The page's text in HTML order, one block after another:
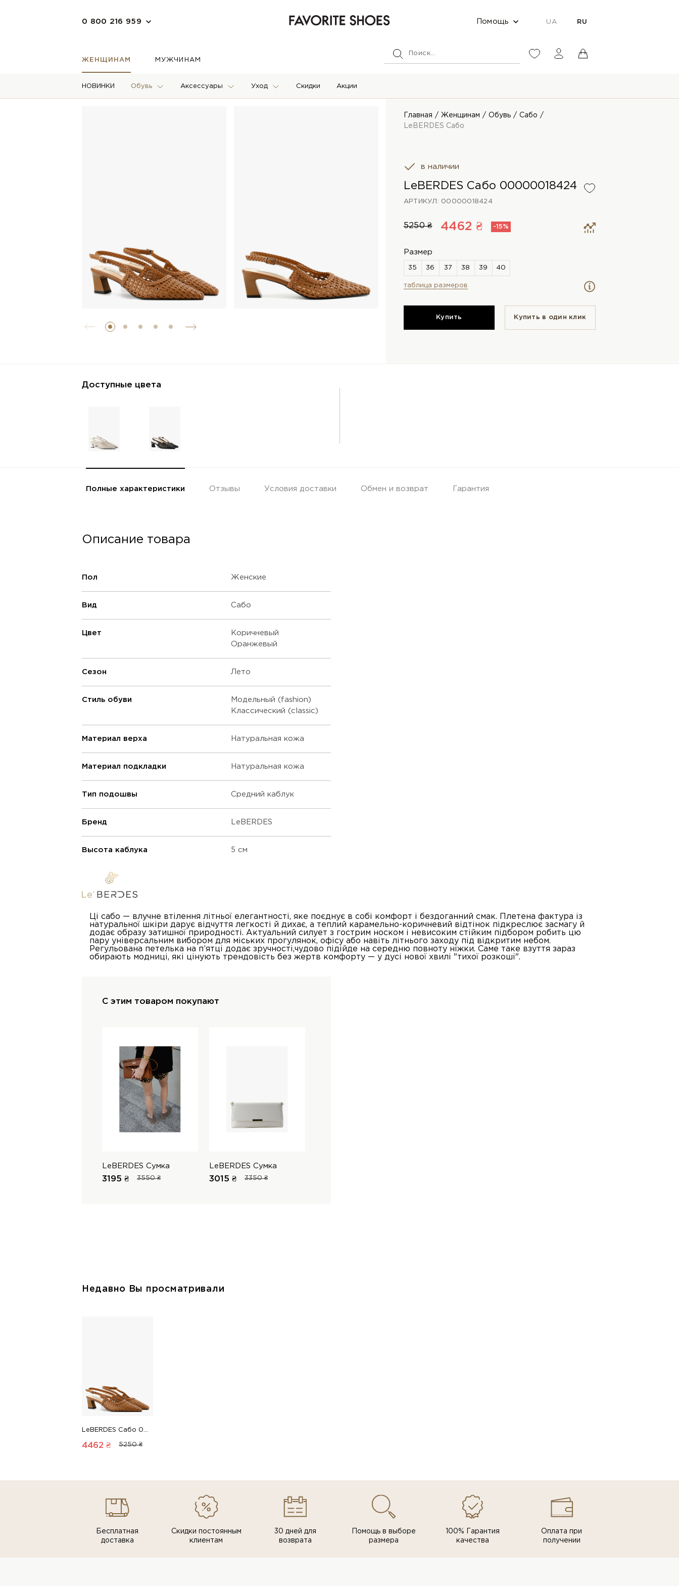
0 800 216 959 Помощь UA RU
ЖЕНЩИНАМ МУЖЧИНАМ
НОВИНКИ Обувь Аксессуары Уход Скидки Акции
Главная Женщинам Обувь
Сабо
LeBERDES Сабо
в наличии
LeBERDES Сабо 00000018424
АРТИКУЛ: 00000018424
5250 ₴ 4462 ₴ -15%
Размер
таблица размеров
Купить Купить в один клик
Доступные цвета
Полные характеристики Отзывы Условия доставки Обмен и возврат Гарантия
Описание товара
Пол Женские
Вид Сабо
Цвет
Коричневый
Оранжевый
Сезон Лето
Стиль обуви
Модельный (fashion)
Классический (classic)
Материал верха Натуральная кожа
Материал подкладки Натуральная кожа
Тип подошвы Средний каблук
Бренд LeBERDES
Высота каблука 5 см
Ці сабо — влучне втілення літньої елегантності, яке поєднує в собі комфорт і бездоганний смак. Плетена фактура із
натуральної шкіри дарує відчуття легкості й дихає, а теплий карамельно-коричневий відтінок підкреслює засмагу й
додає образу затишної природності. Актуальний силует з гострим носком і невисоким стійким підбором робить цю
пару універсальним вибором для міських прогулянок, офісу або навіть літнього заходу під відкритим небом.
Регульована петелька на п’ятці додає зручності,чудово підійде на середню повноту ніжки. Саме таке взуття зараз
обирають модниці, які цінують трендовість без жертв комфорту — у дусі нової хвилі "тихої розкоші".
С этим товаром покупают
LeBERDES Сумка
3195 ₴ 3550 ₴
LeBERDES Сумка
3015 ₴ 3350 ₴
Недавно Вы просматривали
4462 ₴ 5250 ₴
Бесплатная
доставка
Скидки постоянным
клиентам
30 дней для
возврата
Помощь в выборе
размера
100% Гарантия
качества
Оплата при
получении